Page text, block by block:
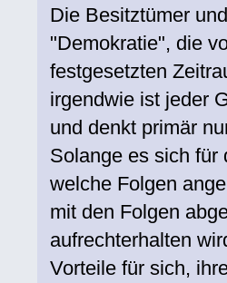
Die Besitztümer
"Demokratie", die
festgesetzten
irgendwie ist jeder
und denkt primär
Solange es sich für
welche Folgen
mit den Folgen
aufrechterhalten
Vorteile für sich,